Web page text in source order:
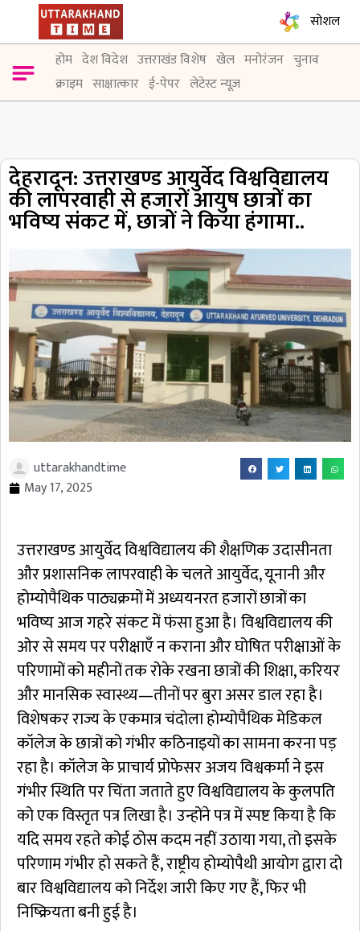
सोशल
होम देश विदेश उत्तराखंड विशेष खेल मनोरंजन चुनाव
क्राइम साक्षात्कार ई-पेपर लेटेस्ट न्यूज़
देहरादून: उत्तराखण्ड आयुर्वेद विश्वविद्यालय
की लापरवाही से हजारों आयुष छात्रों का
भविष्य संकट में, छात्रों ने किया हंगामा..
uttarakhandtime
May 17, 2025
उत्तराखण्ड आयुर्वेद विश्वविद्यालय की शैक्षणिक उदासीनता
और प्रशासनिक लापरवाही के चलते आयुर्वेद, यूनानी और
होम्योपैथिक पाठ्यक्रमों में अध्ययनरत हजारों छात्रों का
भविष्य आज गहरे संकट में फंसा हुआ है। विश्वविद्यालय की
ओर से समय पर परीक्षाएँ न कराना और घोषित परीक्षाओं के
परिणामों को महीनों तक रोके रखना छात्रों की शिक्षा, करियर
और मानसिक स्वास्थ्य—तीनों पर बुरा असर डाल रहा है।
विशेषकर राज्य के एकमात्र चंदोला होम्योपैथिक मेडिकल
कॉलेज के छात्रों को गंभीर कठिनाइयों का सामना करना पड़
रहा है। कॉलेज के प्राचार्य प्रोफेसर अजय विश्वकर्मा ने इस
गंभीर स्थिति पर चिंता जताते हुए विश्वविद्यालय के कुलपति
को एक विस्तृत पत्र लिखा है। उन्होंने पत्र में स्पष्ट किया है कि
यदि समय रहते कोई ठोस कदम नहीं उठाया गया, तो इसके
परिणाम गंभीर हो सकते हैं, राष्ट्रीय होम्योपैथी आयोग द्वारा दो
बार विश्वविद्यालय को निर्देश जारी किए गए हैं, फिर भी
निष्क्रियता बनी हुई है।